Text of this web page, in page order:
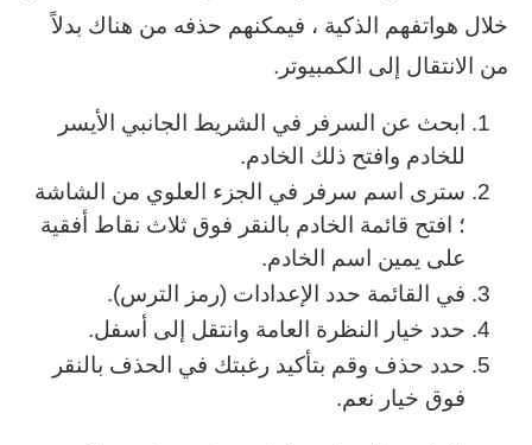
خلال هواتفهم الذكية ، فيمكنهم حذفه من هناك بدلاً
من الانتقال إلى الكمبيوتر.
ابحث عن السرفر في الشريط الجانبي الأيسر
للخادم وافتح ذلك الخادم.
سترى اسم سرفر في الجزء العلوي من الشاشة
؛ افتح قائمة الخادم بالنقر فوق ثلاث نقاط أفقية
على يمين اسم الخادم.
في القائمة حدد الإعدادات (رمز الترس).
حدد خيار النظرة العامة وانتقل إلى أسفل.
حدد حذف وقم بتأكيد رغبتك في الحذف بالنقر
فوق خيار نعم.